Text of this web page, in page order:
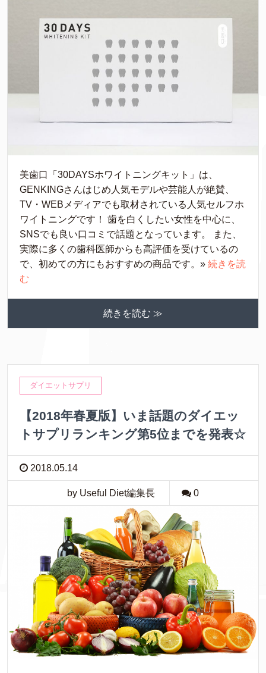
美歯口「30DAYSホワイトニングキット」は、
GENKINGさんはじめ人気モデルや芸能人が絶賛、
TV・WEBメディアでも取材されている人気セルフホ
ワイトニングです！ 歯を白くしたい女性を中心に、
SNSでも良い口コミで話題となっています。 また、
実際に多くの歯科医師からも高評価を受けているの
で、初めての方にもおすすめの商品です。» 続きを読
む
続きを読む ≫
ダイエットサプリ
【2018年春夏版】いま話題のダイエッ
トサプリランキング第5位までを発表☆
2018.05.14
by Useful Diet編集長 0